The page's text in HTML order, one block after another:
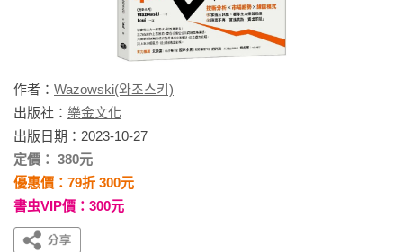
作者： Wazowski(와조스키)
出版社： 樂金文化
出版日期：2023-10-27
定價： 380元
優惠價：79折 300元
書虫VIP價：300元